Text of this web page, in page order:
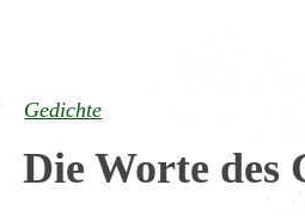
Gedichte
Die Worte des